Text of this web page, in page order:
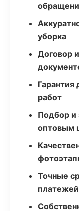
уборка
Договор
работ
Подбор и
оптовым
Точные
платежей